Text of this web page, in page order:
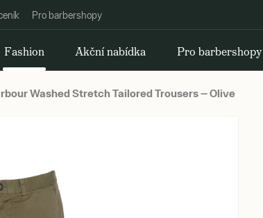
Pro barbershopy
Fashion Akční nabídka Pro barbershopy
Washed Stretch Tailored Trousers — Olive